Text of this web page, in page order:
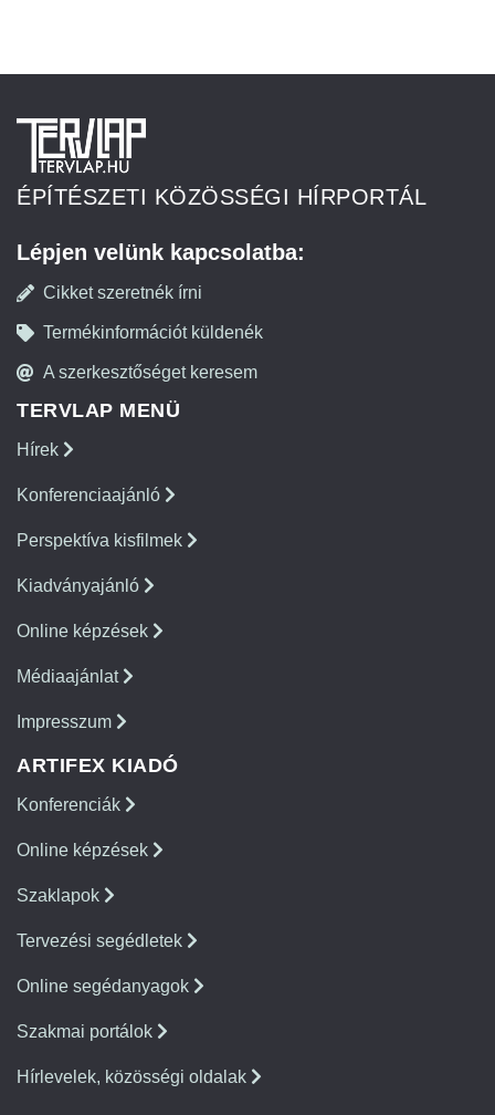
ÉPÍTÉSZETI KÖZÖSSÉGI HÍRPORTÁL
Lépjen velünk kapcsolatba:
Cikket szeretnék írni
Termékinformációt küldenék
A szerkesztőséget keresem
TERVLAP MENÜ
Hírek
Konferenciaajánló
Perspektíva kisfilmek
Kiadványajánló
Online képzések
Médiaajánlat
Impresszum
ARTIFEX KIADÓ
Konferenciák
Online képzések
Szaklapok
Tervezési segédletek
Online segédanyagok
Szakmai portálok
Hírlevelek, közösségi oldalak